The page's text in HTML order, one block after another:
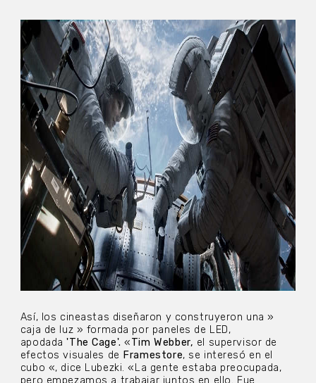
Así, los cineastas diseñaron y construyeron una »
caja de luz » formada por paneles de LED,
apodada 'The Cage'. «Tim Webber, el supervisor de
efectos visuales de Framestore, se interesó en el
cubo «, dice Lubezki. «La gente estaba preocupada,